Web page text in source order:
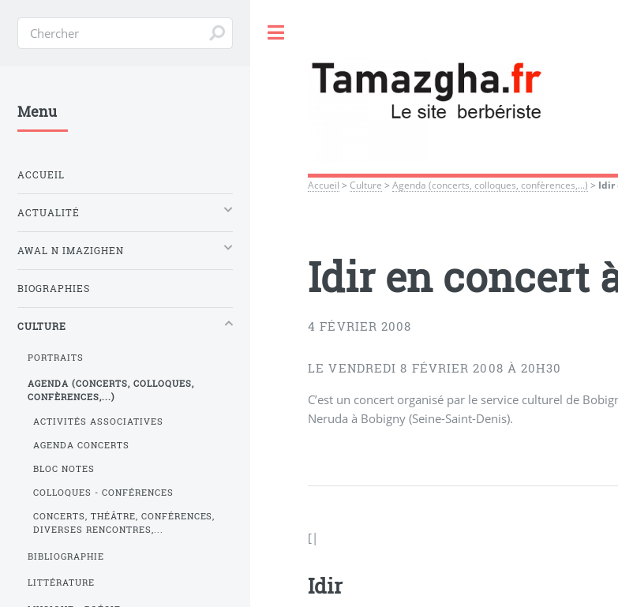
Accueil >Culture >Agenda (concerts, colloques, confèrences,...) > Idir
Idir en concert
4 FÉVRIER 2008
LE VENDREDI 8 FÉVRIER 2008 À 20H30
C’est un concert organisé par le service culturel de
Neruda à Bobigny (Seine-Saint-Denis).
[|
Idir
Menu
ACCUEIL
ACTUALITÉ
AWAL N IMAZIGHEN
BIOGRAPHIES
CULTURE
PORTRAITS
AGENDA (CONCERTS, COLLOQUES,
CONFÈRENCES,...)
ACTIVITÉS ASSOCIATIVES
AGENDA CONCERTS
BLOC NOTES
COLLOQUES - CONFÉRENCES
CONCERTS, THÉÂTRE, CONFÉRENCES,
DIVERSES RENCONTRES,...
BIBLIOGRAPHIE
LITTÉRATURE